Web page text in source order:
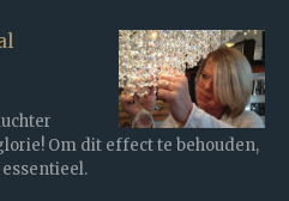
Om dit effect te behouden,